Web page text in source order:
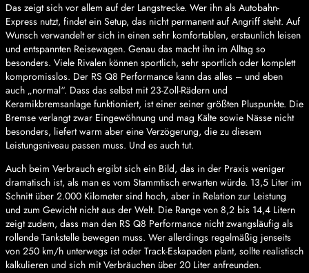
Das zeigt sich vor allem auf der Langstrecke. Wer ihn als Autobahn-
Express nutzt, findet ein Setup, das nicht permanent auf Angriff steht. Auf
Wunsch verwandelt er sich in einen sehr komfortablen, erstaunlich leisen
und entspannten Reisewagen. Genau das macht ihn im Alltag so
besonders. Viele Rivalen können sportlich, sehr sportlich oder komplett
kompromisslos. Der RS Q8 Performance kann das alles – und eben
auch „normal“. Dass das selbst mit 23-Zoll-Rädern und
Keramikbremsanlage funktioniert, ist einer seiner größten Pluspunkte. Die
Bremse verlangt zwar Eingewöhnung und mag Kälte sowie Nässe nicht
besonders, liefert warm aber eine Verzögerung, die zu diesem
Leistungsniveau passen muss. Und es auch tut.
Auch beim Verbrauch ergibt sich ein Bild, das in der Praxis weniger
dramatisch ist, als man es vom Stammtisch erwarten würde. 13,5 Liter im
Schnitt über 2.000 Kilometer sind hoch, aber in Relation zur Leistung
und zum Gewicht nicht aus der Welt. Die Range von 8,2 bis 14,4 Litern
zeigt zudem, dass man den RS Q8 Performance nicht zwangsläufig als
rollende Tankstelle bewegen muss. Wer allerdings regelmäßig jenseits
von 250 km/h unterwegs ist oder Track-Eskapaden plant, sollte realistisch
kalkulieren und sich mit Verbräuchen über 20 Liter anfreunden.